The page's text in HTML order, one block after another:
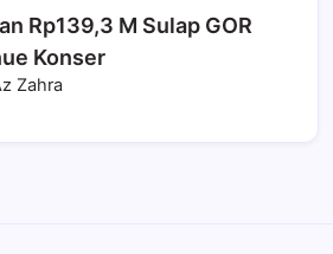
Rp139,3 M Sulap GOR
Konser
Zahra